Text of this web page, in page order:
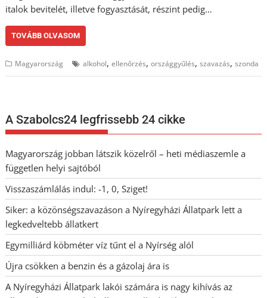
italok bevitelét, illetve fogyasztását, részint pedig…
TOVÁBB OLVASOM
Magyarország alkohol,ellenőrzés,országgyűlés,szavazás,szonda
A Szabolcs24 legfrissebb 24 cikke
Magyarország jobban látszik közelről – heti médiaszemle a
független helyi sajtóból
Visszaszámlálás indul: -1, 0, Sziget!
Siker: a közönségszavazáson a Nyíregyházi Állatpark lett a
legkedveltebb állatkert
Egymilliárd köbméter víz tűnt el a Nyírség alól
Újra csökken a benzin és a gázolaj ára is
A Nyíregyházi Állatpark lakói számára is nagy kihívás az